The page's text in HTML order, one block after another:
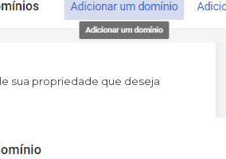
sua propriedade que deseja